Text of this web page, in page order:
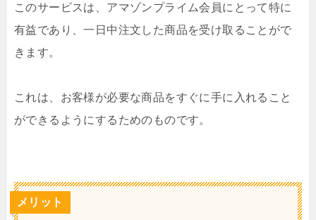
このサービスは、アマゾンプライム会員にとって特に
有益であり、一日中注文した商品を受け取ることがで
きます。
これは、お客様が必要な商品をすぐに手に入れること
ができるようにするためのものです。
メリット